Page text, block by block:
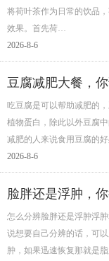
将荷叶茶作为日常的饮品
效果。首先荷…
2026-8-6
豆腐减肥大餐，
吃豆腐是可以帮助减肥的
植物蛋白，除此以外豆腐
减肥的人来说食用豆腐的
2026-8-6
脸胖还是浮肿，
怎么分辨脸胖还是浮肿浮
说想要自己分辨的话，可
肿，如果迅速恢复那就是